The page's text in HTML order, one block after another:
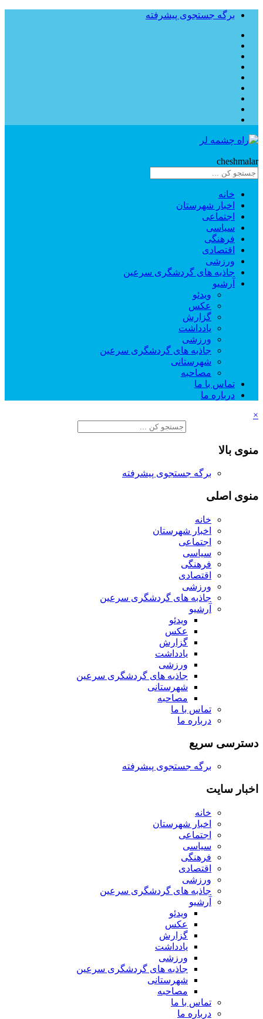
برگه جستجوی پیشرفته
cheshmalar
خانه
اخبار شهرستان
اجتماعی
سیاسی
فرهنگی
اقتصادی
ورزشی
جاذبه های گردشگری سرعین
آرشیو
ویدئو
عکس
گزارش
یادداشت
ورزشی
جاذبه های گردشگری سرعین
شهرستانی
مصاحبه
تماس با ما
درباره ما
×
منوی بالا
برگه جستجوی پیشرفته
منوی اصلی
خانه
اخبار شهرستان
اجتماعی
سیاسی
فرهنگی
اقتصادی
ورزشی
جاذبه های گردشگری سرعین
آرشیو
ویدئو
عکس
گزارش
یادداشت
ورزشی
جاذبه های گردشگری سرعین
شهرستانی
مصاحبه
تماس با ما
درباره ما
دسترسی سریع
برگه جستجوی پیشرفته
اخبار سایت
خانه
اخبار شهرستان
اجتماعی
سیاسی
فرهنگی
اقتصادی
ورزشی
جاذبه های گردشگری سرعین
آرشیو
ویدئو
عکس
گزارش
یادداشت
ورزشی
جاذبه های گردشگری سرعین
شهرستانی
مصاحبه
تماس با ما
درباره ما